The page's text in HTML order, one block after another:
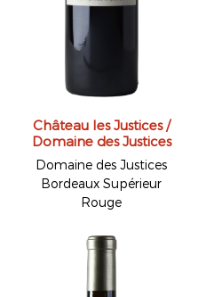
Château les Justices /
Domaine des Justices
Domaine des Justices
Bordeaux Supérieur
Rouge